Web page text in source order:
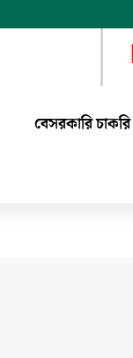
বেসরকারি চাকরি